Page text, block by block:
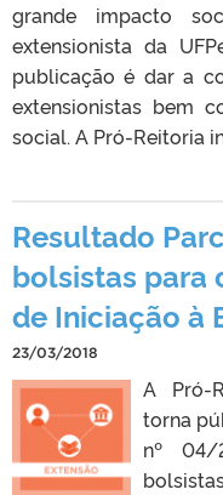
grande impacto
extensionista da
publicação é dar a
extensionistas bem
social. A Pró-Reitoria
Resultado
bolsistas para
de Iniciação à
23/03/2018
A Pró-
torna
nº 04/